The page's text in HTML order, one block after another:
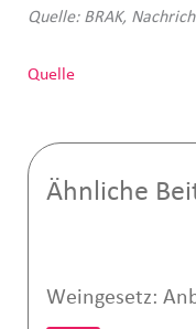
Quelle: BRAK,
Quelle
Ähnliche
Weingesetz: